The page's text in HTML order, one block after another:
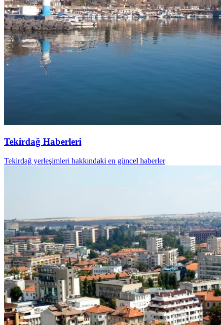
Tekirdağ Haberleri
Tekirdağ yerleşimleri hakkındaki en güncel haberler